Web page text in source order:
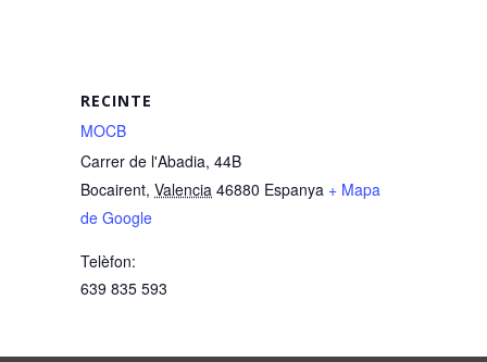
RECINTE
MOCB
Carrer de l'Abadia, 44B
Bocairent, Valencia 46880 Espanya + Mapa
de Google
Telèfon:
639 835 593